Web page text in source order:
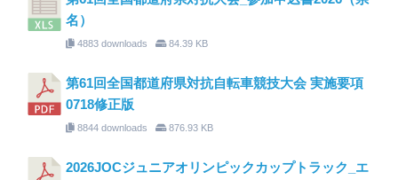
名）
4883 downloads 84.39 KB
第61回全国都道府県対抗自転車競技大会 実施要項
0718修正版
8844 downloads 876.93 KB
2026JOCジュニアオリンピックカップトラック_エ